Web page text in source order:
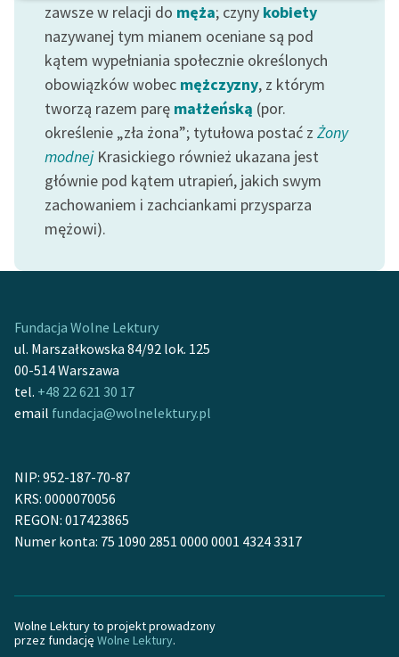
niepełnosprawnościami
E-kolekcja lektur
szkolnych i literatury do
słuchania dla uczennic i
uczniów z
niepełnosprawnościami
Feministyczne inspiracje.
Popularyzacja
skandynawskiej literatury
feministycznej
Ręce pełne poezji
twórców przechodzących
do domeny publicznej,
lektur szkolnych oraz
Starego Testamentu
Odkurzamy bohaterów
Lektur
O nas
O projekcie
Zespół
zawsze w relacji do męża; czyny kobiety
nazywanej tym mianem oceniane są pod
kątem wypełniania społecznie określonych
obowiązków wobec mężczyzny, z którym
tworzą razem parę małżeńską (por.
określenie „zła żona”; tytułowa postać z Żony
modnejKrasickiego również ukazana jest
głównie pod kątem utrapień, jakich swym
zachowaniem i zachciankami przysparza
mężowi).
Fundacja Wolne Lektury
ul. Marszałkowska 84/92 lok. 125
00-514 Warszawa
tel. +48 22 621 30 17
email fundacja@wolnelektury.pl
NIP: 952-187-70-87
KRS: 0000070056
REGON: 017423865
Numer konta: 75 1090 2851 0000 0001 4324 3317
Wolne Lektury to projekt prowadzony
przez fundację Wolne Lektury.